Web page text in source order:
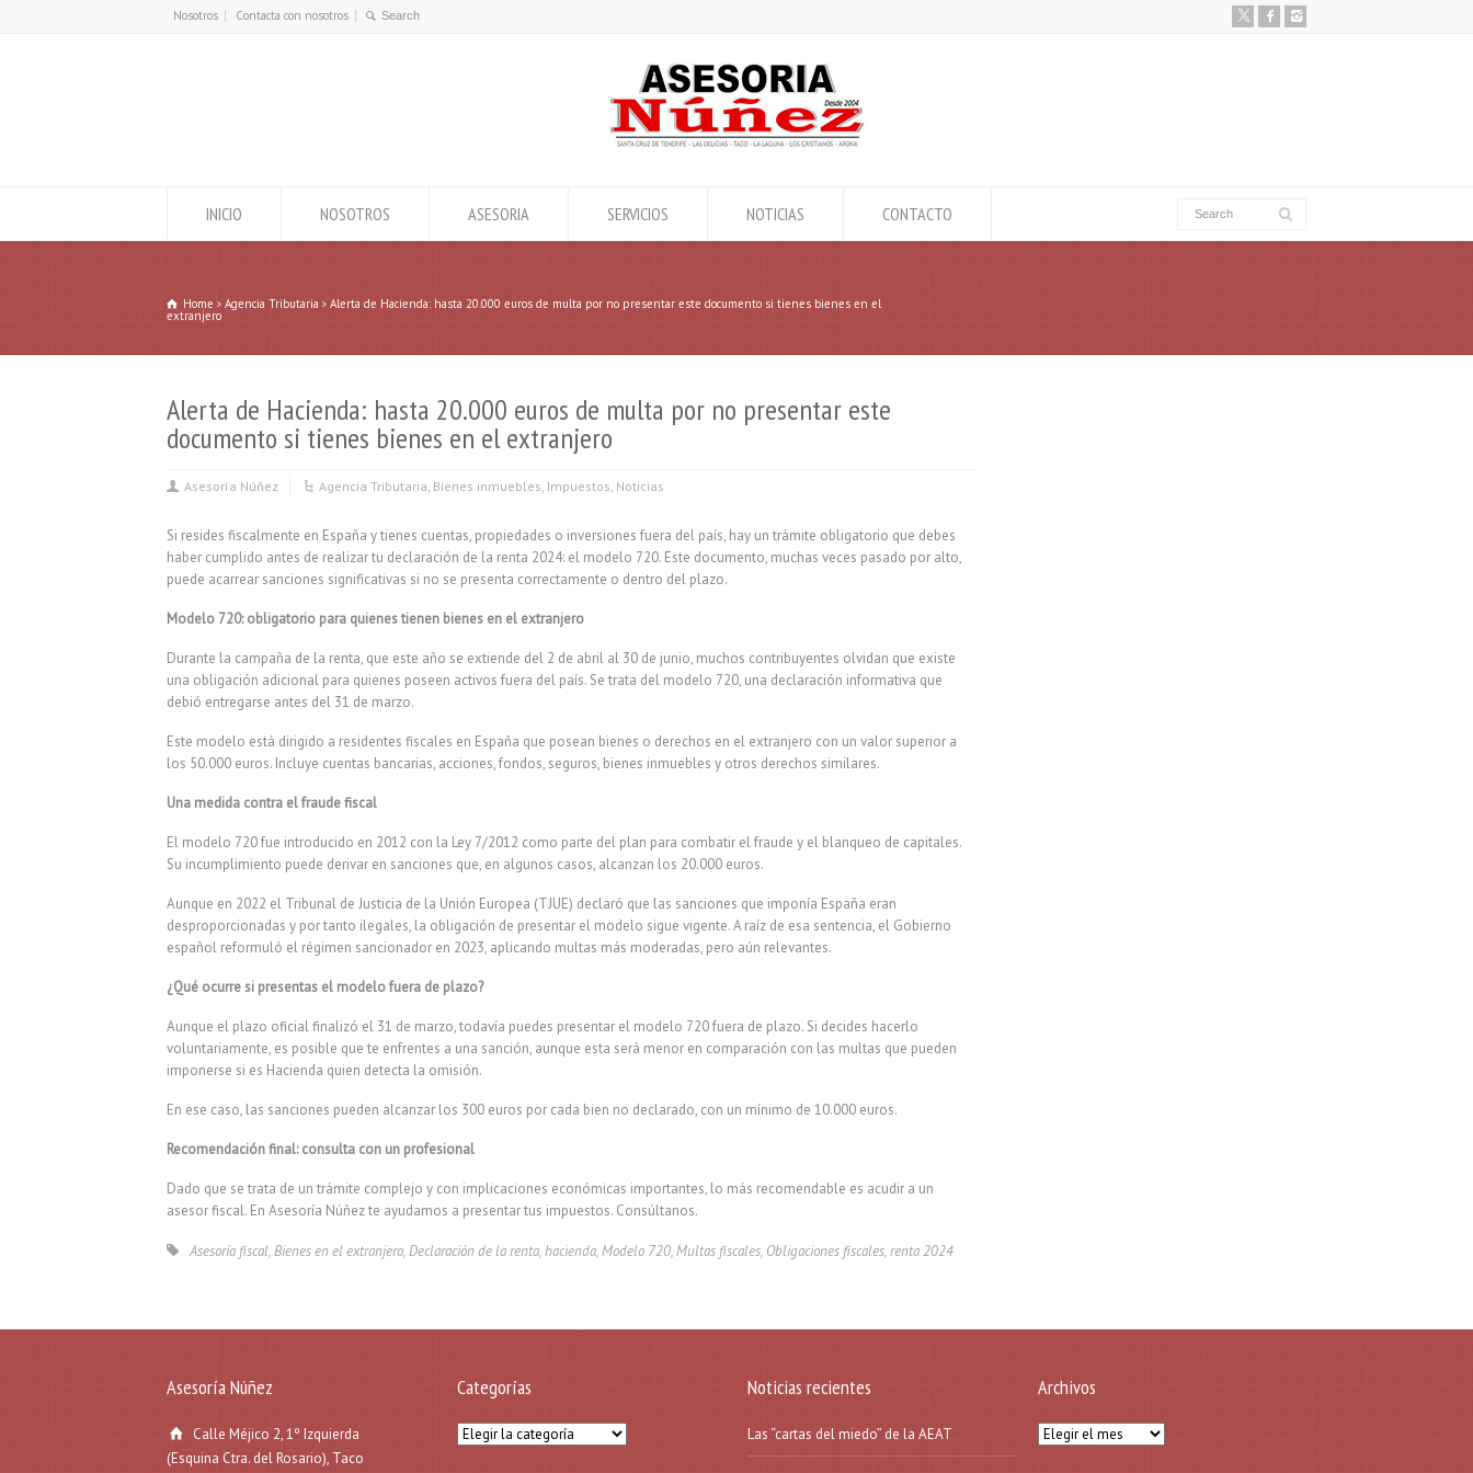
Nosotros Contacta con nosotros
INICIO NOSOTROS ASESORIA SERVICIOS NOTICIAS CONTACTO
Home Agencia Tributaria Alerta de Hacienda: hasta 20.000 euros de multa por no presentar este documento si tienes bienes en el
extranjero
Alerta de Hacienda: hasta 20.000 euros de multa por no presentar este
documento si tienes bienes en el extranjero
Asesoría Núñez Agencia Tributaria, Bienes inmuebles, Impuestos, Noticias
Si resides fiscalmente en España y tienes cuentas, propiedades o inversiones fuera del país, hay un trámite obligatorio que debes
haber cumplido antes de realizar tu declaración de la renta 2024: el modelo 720. Este documento, muchas veces pasado por alto,
puede acarrear sanciones significativas si no se presenta correctamente o dentro del plazo.
Modelo 720: obligatorio para quienes tienen bienes en el extranjero
Durante la campaña de la renta, que este año se extiende del 2 de abril al 30 de junio, muchos contribuyentes olvidan que existe
una obligación adicional para quienes poseen activos fuera del país. Se trata del modelo 720, una declaración informativa que
debió entregarse antes del 31 de marzo.
Este modelo está dirigido a residentes fiscales en España que posean bienes o derechos en el extranjero con un valor superior a
los 50.000 euros. Incluye cuentas bancarias, acciones, fondos, seguros, bienes inmuebles y otros derechos similares.
Una medida contra el fraude fiscal
El modelo 720 fue introducido en 2012 con la Ley 7/2012 como parte del plan para combatir el fraude y el blanqueo de capitales.
Su incumplimiento puede derivar en sanciones que, en algunos casos, alcanzan los 20.000 euros.
Aunque en 2022 el Tribunal de Justicia de la Unión Europea (TJUE) declaró que las sanciones que imponía España eran
desproporcionadas y por tanto ilegales, la obligación de presentar el modelo sigue vigente. A raíz de esa sentencia, el Gobierno
español reformuló el régimen sancionador en 2023, aplicando multas más moderadas, pero aún relevantes.
¿Qué ocurre si presentas el modelo fuera de plazo?
Aunque el plazo oficial finalizó el 31 de marzo, todavía puedes presentar el modelo 720 fuera de plazo. Si decides hacerlo
voluntariamente, es posible que te enfrentes a una sanción, aunque esta será menor en comparación con las multas que pueden
imponerse si es Hacienda quien detecta la omisión.
En ese caso, las sanciones pueden alcanzar los 300 euros por cada bien no declarado, con un mínimo de 10.000 euros.
Recomendación final: consulta con un profesional
Dado que se trata de un trámite complejo y con implicaciones económicas importantes, lo más recomendable es acudir a un
asesor fiscal. En Asesoría Núñez te ayudamos a presentar tus impuestos. Consúltanos.
Asesoría fiscal,Bienes en el extranjero,Declaración de la renta,hacienda,Modelo 720,Multas fiscales, Obligaciones fiscales,renta 2024
Asesoría Núñez
Calle Méjico 2, 1º Izquierda
(Esquina Ctra. del Rosario), Taco
Categorías
Categorías
Noticias recientes
Las “cartas del miedo” de la AEAT
Archivos
Archivos